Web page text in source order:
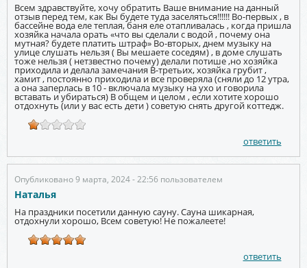
Всем здравствуйте, хочу обратить Ваше внимание на данный
отзыв перед тем, как Вы будете туда заселяться!!!!!! Во-первых , в
бассейне вода еле теплая, баня еле отапливалась , когда пришла
хозяйка начала орать «что вы сделали с водой , почему она
мутная? будете платить штраф» Во-вторых, днем музыку на
улице слушать нельзя ( Вы мешаете соседям) , в доме слушать
тоже нельзя ( нетзвестно почему) делали потише ,но хозяйка
приходила и делала замечания В-третьих, хозяйка грубит ,
хамит , постоянно приходила и все проверяла (сняли до 12 утра,
а она заперлась в 10 - включала музыку на ухо и говорила
вставать и убираться) В общем и целом , если хотите хорошо
отдохнуть (или у вас есть дети ) советую снять другой коттедж.
ответить
Опубликовано 9 марта, 2024 - 22:56 пользователем
Наталья
На праздники посетили данную сауну. Сауна шикарная,
отдохнули хорошо, Всем советую! Не пожалеете!
ответить